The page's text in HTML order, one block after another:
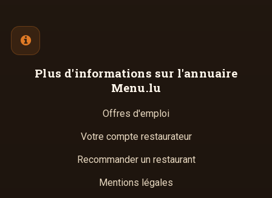
Plus d'informations sur l'annuaire
Menu.lu
Offres d'emploi
Votre compte restaurateur
Recommander un restaurant
Mentions légales